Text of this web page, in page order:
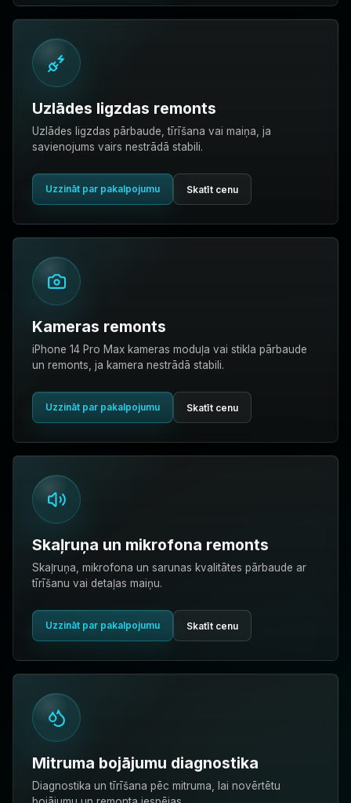
Uzlādes ligzdas remonts
Uzlādes ligzdas pārbaude, tīrīšana vai maiņa, ja
savienojums vairs nestrādā stabili.
Uzzināt par pakalpojumu Skatīt cenu
Kameras remonts
iPhone 14 Pro Max kameras moduļa vai stikla pārbaude
un remonts, ja kamera nestrādā stabili.
Uzzināt par pakalpojumu Skatīt cenu
Skaļruņa un mikrofona remonts
Skaļruņa, mikrofona un sarunas kvalitātes pārbaude ar
tīrīšanu vai detaļas maiņu.
Uzzināt par pakalpojumu Skatīt cenu
Mitruma bojājumu diagnostika
Diagnostika un tīrīšana pēc mitruma, lai novērtētu